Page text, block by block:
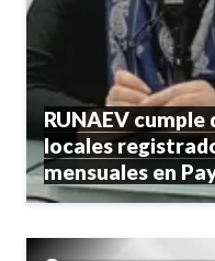
RUNAEV cumple
locales
mensuales en